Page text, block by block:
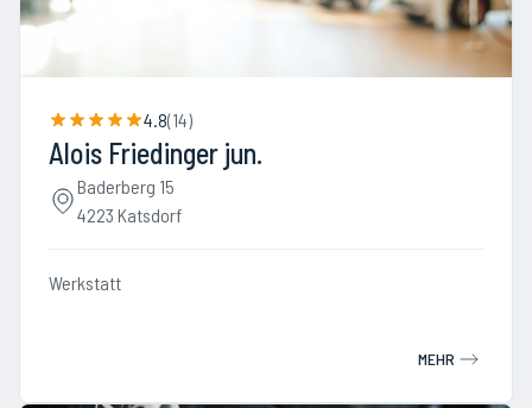
4.8(14)
Alois Friedinger jun.
Baderberg 15
4223 Katsdorf
Werkstatt
MEHR